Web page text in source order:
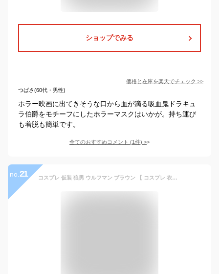
ショップでみる
価格と在庫を楽天でチェック >>
つばさ(60代・男性)
ホラー映画に出てきそうな口から血が滴る吸血鬼ドラキュ
ラ伯爵をモチーフにしたホラーマスクはいかが。持ち運び
も着脱も簡単です。
全てのおすすめコメント (1件) >
no. 21 コスプレ 仮装 狼男 ウルフマン ブラウン 【 コスプレ 衣装 ハロウィン 仮装 コスチューム アニマル 動物 赤ずきん オオカミ グッズ メンズ パーティーグッズ 余興 あかずきんちゃん 童話 大人用 おとぎ話 男性用 】